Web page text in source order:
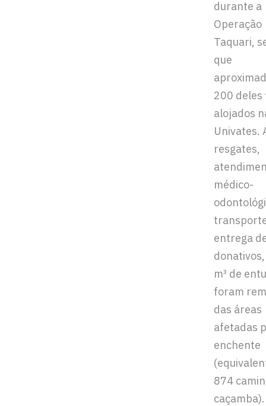
durante a
Operação
Taquari,
que
200 deles
alojados
Univates.
resgates,
médico-
entrega
m³ de
foram
das áreas
afetadas
enchente
874
caçamba).